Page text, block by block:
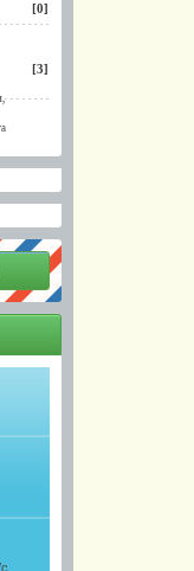
[0]
[3]